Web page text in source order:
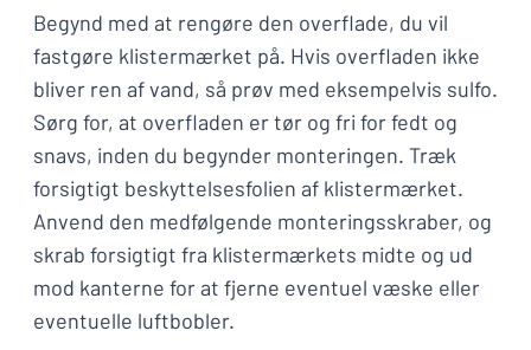
Begynd med at rengøre den overflade, du vil
fastgøre klistermærket på. Hvis overfladen ikke
bliver ren af vand, så prøv med eksempelvis sulfo.
Sørg for, at overfladen er tør og fri for fedt og
snavs, inden du begynder monteringen. Træk
forsigtigt beskyttelsesfolien af klistermærket.
Anvend den medfølgende monteringsskraber, og
skrab forsigtigt fra klistermærkets midte og ud
mod kanterne for at fjerne eventuel væske eller
eventuelle luftbobler.